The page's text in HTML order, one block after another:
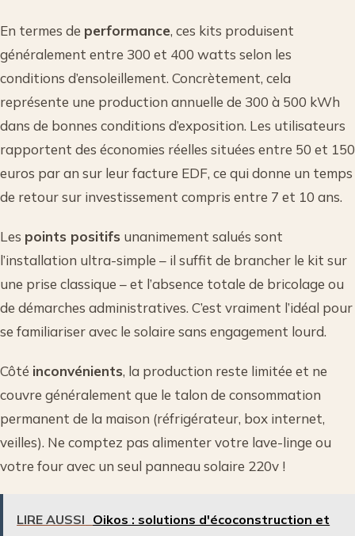
En termes de performance, ces kits produisent
généralement entre 300 et 400 watts selon les
conditions d’ensoleillement. Concrètement, cela
représente une production annuelle de 300 à 500 kWh
dans de bonnes conditions d’exposition. Les utilisateurs
rapportent des économies réelles situées entre 50 et 150
euros par an sur leur facture EDF, ce qui donne un temps
de retour sur investissement compris entre 7 et 10 ans.
Les points positifs unanimement salués sont
l’installation ultra-simple – il suffit de brancher le kit sur
une prise classique – et l’absence totale de bricolage ou
de démarches administratives. C’est vraiment l’idéal pour
se familiariser avec le solaire sans engagement lourd.
Côté inconvénients, la production reste limitée et ne
couvre généralement que le talon de consommation
permanent de la maison (réfrigérateur, box internet,
veilles). Ne comptez pas alimenter votre lave-linge ou
votre four avec un seul panneau solaire 220v !
LIRE AUSSI Oikos : solutions d'écoconstruction et